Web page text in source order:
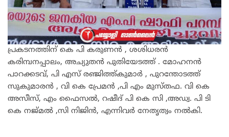
പ്രകടനത്തിന് കെ പി കരുണൻ , ശശിധരൻ
കരിമ്പനപ്പാലം, അച്യുതൻ പുതിയേടത്ത് . മോഹനൻ
പാറക്കടവ്, പി എസ് രഞ്ജിത്ത്കുമാർ , പുറന്തോടത്ത്
സുകുമാരൻ , വി കെ പ്രേമൻ ,പി എം മുസ്തഫ. വി കെ
അസീസ്, എം ഫൈസൽ, റഷീദ് പി കെ സി ,അഡ്വ. പി ടി
കെ നജ്മൽ ,സി നിജിൻ, എന്നിവർ നേതൃത്വം നൽകി.